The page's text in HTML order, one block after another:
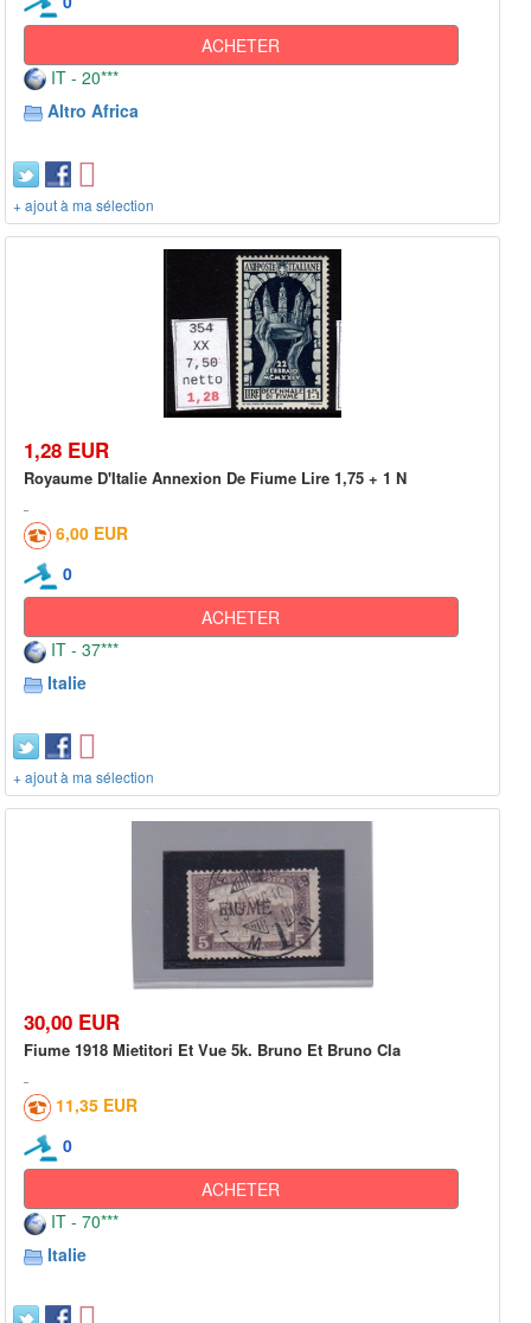
ACHETER
IT - 20***
Altro Africa
+ ajout à ma sélection
1,28 EUR
Royaume D'Italie Annexion De Fiume Lire 1,75 + 1 N
6,00 EUR
0
ACHETER
IT - 37***
Italie
+ ajout à ma sélection
30,00 EUR
Fiume 1918 Mietitori Et Vue 5k. Bruno Et Bruno Cla
11,35 EUR
0
ACHETER
IT - 70***
Italie